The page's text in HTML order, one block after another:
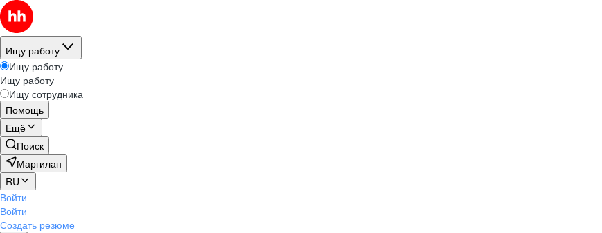
Ищу работу
Ищу работу
Ищу работу
Ищу сотрудника
Помощь
Ещё
Поиск
Маргилан
RU
Войти
Войти
Создать резюме